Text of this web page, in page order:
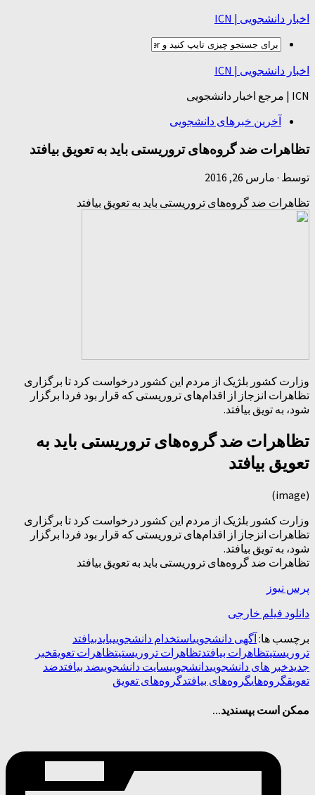
اخبار دانشجویی | ICN
اخبار دانشجویی | ICN
ICN | مرجع اخبار دانشجویی
آخرین خبرهای دانشجویی
تظاهرات ضد گروه‌های تروریستی باید به تعویق بیافتد
توسط · مارس 26, 2016
تظاهرات ضد گروه‌های تروریستی باید به تعویق بیافتد
وزارت کشور بلژیک از مردم این کشور درخواست کرد تا برگزاری
تظاهرات انزجاز از اقدام‌های تروریستی که قرار بود فردا برگزار
شود، به تویق بیافتد.
تظاهرات ضد گروه‌های تروریستی باید به
تعویق بیافتد
(image)
وزارت کشور بلژیک از مردم این کشور درخواست کرد تا برگزاری
تظاهرات انزجاز از اقدام‌های تروریستی که قرار بود فردا برگزار
شود، به تویق بیافتد.
تظاهرات ضد گروه‌های تروریستی باید به تعویق بیافتد
پرس نیوز
دانلود فیلم خارجی
برچسب ها: آگهی دانشجوییاستخدام دانشجوییبایدبیافتد
تروریستیتظاهرات بیافتدتظاهرات تروریستیتظاهرات تعویقخبر
جدیدخبر های دانشجوییدانشجوییسایت دانشجوییضد بیافتدضد
تعویقگروه‌هایگروه‌های بیافتدگروه‌های تعویق
ممکن است بپسندید...